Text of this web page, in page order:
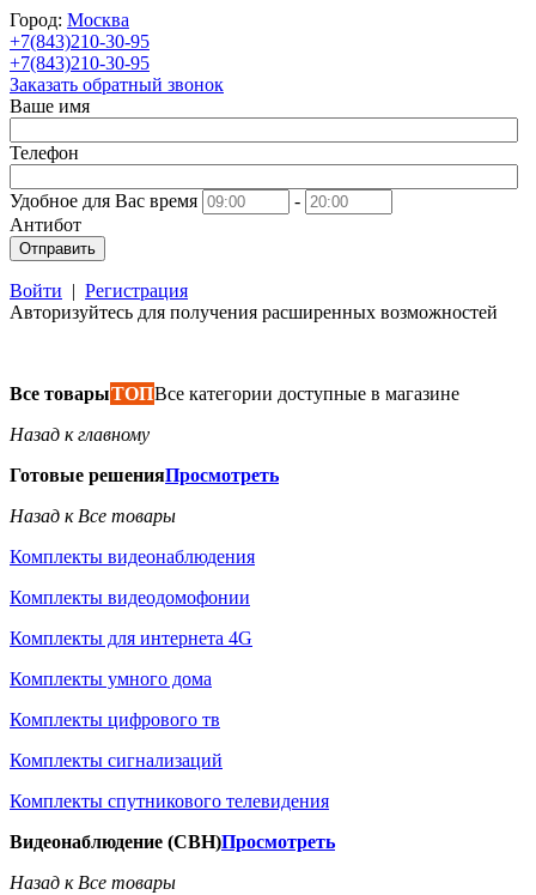
Город: Москва
+7(843)210-30-95
+7(843)210-30-95
Заказать обратный звонок
Ваше имя
Телефон
Удобное для Вас время
-
Антибот
Отправить
Войти | Регистрация
Авторизуйтесь для получения расширенных возможностей
Все товарыТОПВсе категории доступные в магазине
Назад к главному
Готовые решенияПросмотреть
Назад к Все товары
Комплекты видеонаблюдения
Комплекты видеодомофонии
Комплекты для интернета 4G
Комплекты умного дома
Комплекты цифрового тв
Комплекты сигнализаций
Комплекты спутникового телевидения
Видеонаблюдение (СВН)Просмотреть
Назад к Все товары